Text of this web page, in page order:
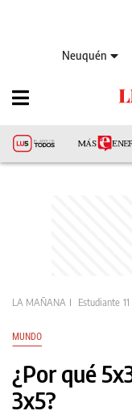
Neuquén
LA MAÑANA Estudiante
MUNDO
¿Por qué
3x5?